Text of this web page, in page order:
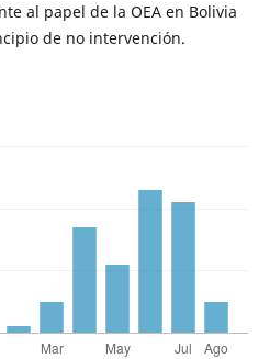
al papel de la OEA en Bolivia
de no intervención.